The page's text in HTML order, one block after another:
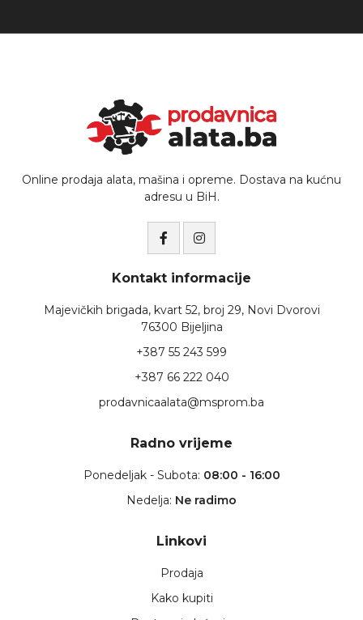
Online prodaja alata, mašina i opreme. Dostava na kućnu
adresu u BiH.
Kontakt informacije
Majevičkih brigada, kvart 52, broj 29, Novi Dvorovi
76300 Bijeljina
+387 55 243 599
+387 66 222 040
prodavnicaalata@msprom.ba
Radno vrijeme
Ponedeljak - Subota: 08:00 - 16:00
Nedelja: Ne radimo
Linkovi
Prodaja
Kako kupiti